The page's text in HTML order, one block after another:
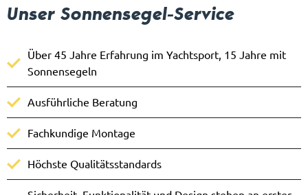
Unser Sonnensegel-Service
Über 45 Jahre Erfahrung im Yachtsport, 15 Jahre mit
Sonnensegeln
Ausführliche Beratung
Fachkundige Montage
Höchste Qualitätsstandards